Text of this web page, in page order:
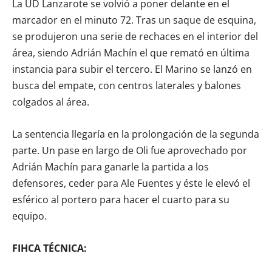
La UD Lanzarote se volvió a poner delante en el
marcador en el minuto 72. Tras un saque de esquina,
se produjeron una serie de rechaces en el interior del
área, siendo Adrián Machín el que remató en última
instancia para subir el tercero. El Marino se lanzó en
busca del empate, con centros laterales y balones
colgados al área.
La sentencia llegaría en la prolongación de la segunda
parte. Un pase en largo de Oli fue aprovechado por
Adrián Machín para ganarle la partida a los
defensores, ceder para Ale Fuentes y éste le elevó el
esférico al portero para hacer el cuarto para su
equipo.
FIHCA TÉCNICA: